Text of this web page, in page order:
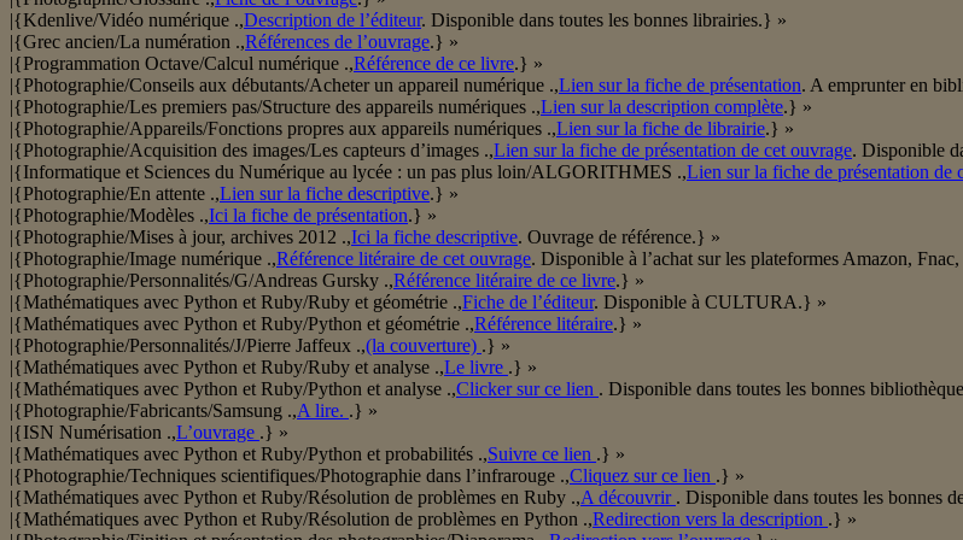
|{Kdenlive/Vidéo numérique .,Description de l’éditeur. Disponible dans toutes les bonnes librairies.} »
|{Grec ancien/La numération .,Références de l’ouvrage.} »
|{Programmation Octave/Calcul numérique .,Référence de ce livre.} »
|{Photographie/Conseils aux débutants/Acheter un appareil numérique .,Lien sur la fiche de présentation. A emprunter en
|{Photographie/Les premiers pas/Structure des appareils numériques .,Lien sur la description complète.} »
|{Photographie/Appareils/Fonctions propres aux appareils numériques .,Lien sur la fiche de librairie.} »
|{Photographie/Acquisition des images/Les capteurs d’images .,Lien sur la fiche de présentation de cet ouvrage. Disponible
|{Informatique et Sciences du Numérique au lycée : un pas plus loin/ALGORITHMES .,Lien sur la fiche de présentation de
|{Photographie/En attente .,Lien sur la fiche descriptive.} »
|{Photographie/Modèles .,Ici la fiche de présentation.} »
|{Photographie/Mises à jour, archives 2012 .,Ici la fiche descriptive. Ouvrage de référence.} »
|{Photographie/Image numérique .,Référence litéraire de cet ouvrage. Disponible à l’achat sur les plateformes Amazon,
|{Photographie/Personnalités/G/Andreas Gursky .,Référence litéraire de ce livre.} »
|{Mathématiques avec Python et Ruby/Ruby et géométrie .,Fiche de l’éditeur. Disponible à CULTURA.} »
|{Mathématiques avec Python et Ruby/Python et géométrie .,Référence litéraire.} »
|{Photographie/Personnalités/J/Pierre Jaffeux .,(la couverture) .} »
|{Mathématiques avec Python et Ruby/Ruby et analyse .,Le livre .} »
|{Mathématiques avec Python et Ruby/Python et analyse .,Clicker sur ce lien . Disponible dans toutes les bonnes
|{Photographie/Fabricants/Samsung .,A lire. .} »
|{ISN Numérisation .,L’ouvrage .} »
|{Mathématiques avec Python et Ruby/Python et probabilités .,Suivre ce lien .} »
|{Photographie/Techniques scientifiques/Photographie dans l’infrarouge .,Cliquez sur ce lien .} »
|{Mathématiques avec Python et Ruby/Résolution de problèmes en Ruby .,A découvrir . Disponible dans toutes les bonnes
|{Mathématiques avec Python et Ruby/Résolution de problèmes en Python .,Redirection vers la description .} »